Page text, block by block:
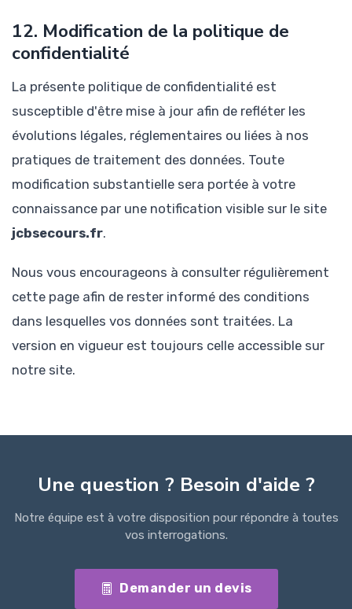
12. Modification de la politique de
confidentialité
La présente politique de confidentialité est
susceptible d'être mise à jour afin de refléter les
évolutions légales, réglementaires ou liées à nos
pratiques de traitement des données. Toute
modification substantielle sera portée à votre
connaissance par une notification visible sur le site
jcbsecours.fr.
Nous vous encourageons à consulter régulièrement
cette page afin de rester informé des conditions
dans lesquelles vos données sont traitées. La
version en vigueur est toujours celle accessible sur
notre site.
Une question ? Besoin d'aide ?
Notre équipe est à votre disposition pour répondre à toutes
vos interrogations.
Demander un devis